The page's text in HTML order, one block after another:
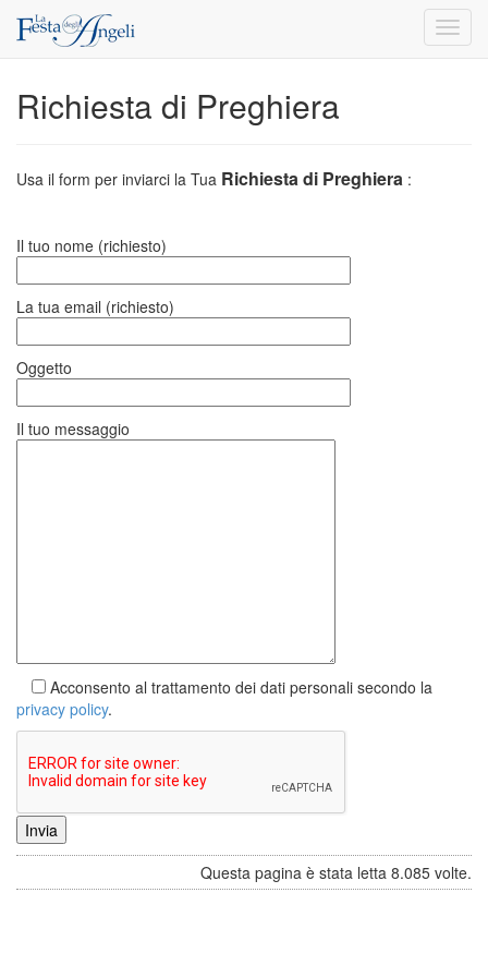
Richiesta di Preghiera
Usa il form per inviarci la Tua Richiesta di Preghiera :
Il tuo nome (richiesto)
La tua email (richiesto)
Oggetto
Il tuo messaggio
Acconsento al trattamento dei dati personali secondo la
privacy policy.
Questa pagina è stata letta 8.085 volte.